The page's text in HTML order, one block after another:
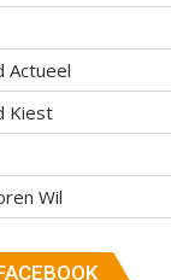
Actueel
Kiest
Wil